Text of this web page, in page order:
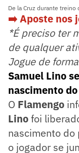
De la Cruz durante
➡️ Aposte nos
*É preciso ter
de qualquer
Jogue de
Samuel Lino
nascimento
O Flamengo
Linofoi
nascimento do
o jogador se